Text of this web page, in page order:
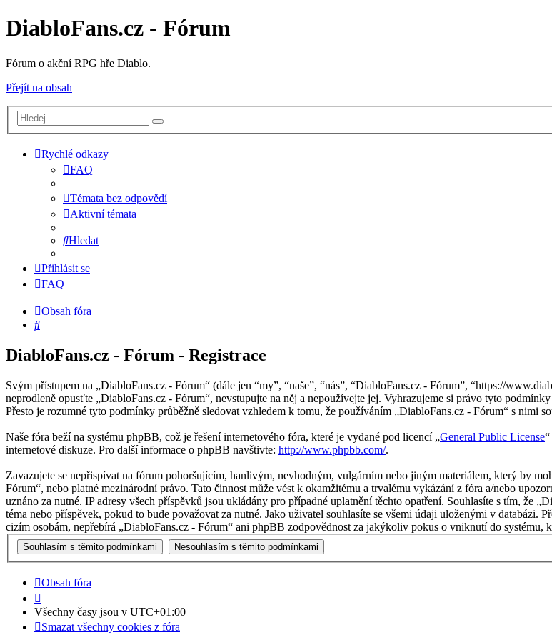
DiabloFans.cz - Fórum
Fórum o akční RPG hře Diablo.
Přejít na obsah
Rychlé odkazy
FAQ
Témata bez odpovědí
Aktivní témata
Hledat
Přihlásit se
FAQ
Obsah fóra
Hledat
DiabloFans.cz - Fórum - Registrace
Svým přístupem na „DiabloFans.cz - Fórum“ (dále jen “my”, “naše”, “nás”, “DiabloFans.cz - Fórum”, “https://
neprodleně opusťte „DiabloFans.cz - Fórum“, nevstupujte na něj a nepoužívejte jej. Vyhrazujeme si právo tyto
Přesto je rozumné tyto podmínky průběžně sledovat vzhledem k tomu, že používáním „DiabloFans.cz - Fórum“ s nimi
Naše fóra beží na systému phpBB, což je řešení internetového fóra, které je vydané pod licencí „General Public License
internetové diskuze. Pro další informace o phpBB navštivte: http://www.phpbb.com/.
Zavazujete se nepřispívat na fórum pohoršujícím, hanlivým, nevhodným, vulgárním nebo jiným materiálem, který by
Fórum“, nebo platné mezinárodní právo. Tato činnost může vést k okamžitému a trvalému vykázání z fóra a/nebo
uznáno za nutné. IP adresy všech příspěvků jsou ukládány pro případné uplatnění těchto opatření. Souhlasíte s tím, že
téma nebo příspěvek, pokud to bude považovat za nutné. Jako uživatel souhlasíte se všemi údaji uloženými v databázi.
cizím osobám, nepřebírá „DiabloFans.cz - Fórum“ ani phpBB zodpovědnost za jakýkoliv pokus o vniknutí do systému,
Obsah fóra
Všechny časy jsou v UTC+01:00
Smazat všechny cookies z fóra